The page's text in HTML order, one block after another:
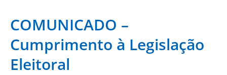
COMUNICADO –
Cumprimento à Legislação
Eleitoral